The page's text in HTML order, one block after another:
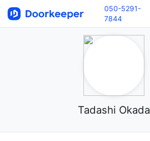
050-5291-
7844
Tadashi Okada